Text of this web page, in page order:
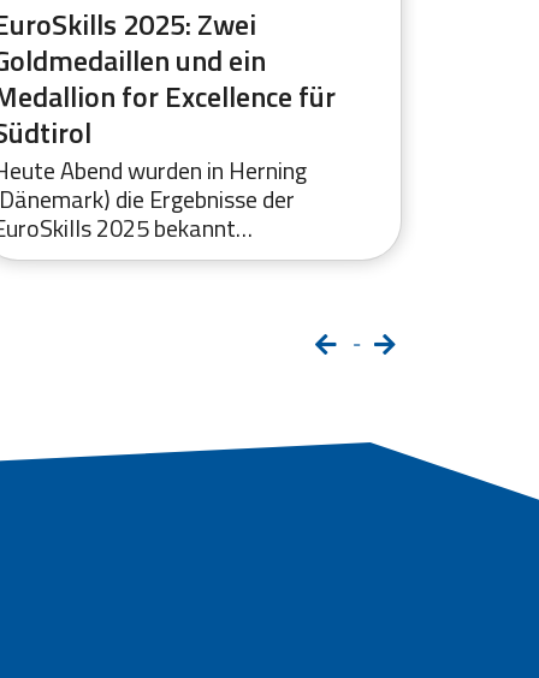
2025: Zwei
und ein
for Excellence für
Abend wurden in Herning
die Ergebnisse der
2025 bekannt…
-